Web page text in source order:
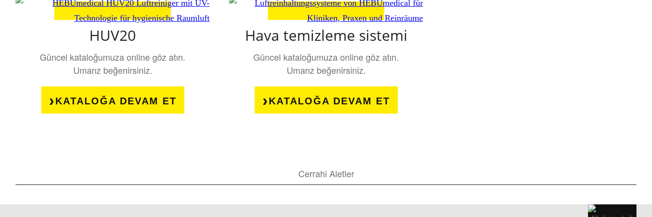
HUV20
Güncel kataloğumuza online göz atın.
Umarız beğenirsiniz.
KATALOĞA DEVAM ET
Hava temizleme sistemi
Güncel kataloğumuza online göz atın.
Umarız beğenirsiniz.
KATALOĞA DEVAM ET
Cerrahi Aletler